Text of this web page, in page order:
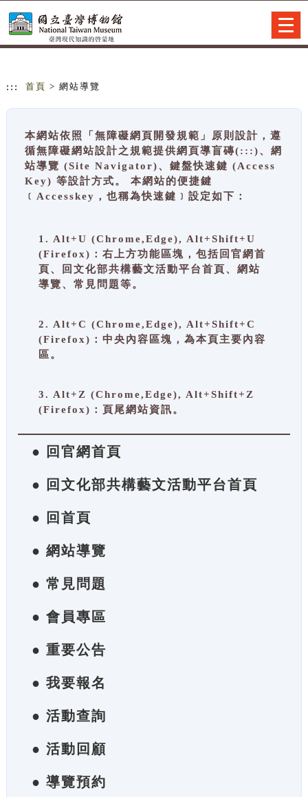
::: 首頁 > 網站導覽
本網站依照「無障礙網頁開發規範」原則設計，遵
循無障礙網站設計之規範提供網頁導盲磚(:::)、網
站導覽 (Site Navigator)、鍵盤快速鍵 (Access
Key) 等設計方式。 本網站的便捷鍵
﹝Accesskey，也稱為快速鍵﹞設定如下：
1. Alt+U (Chrome,Edge), Alt+Shift+U
(Firefox)：右上方功能區塊，包括回官網首
頁、回文化部共構藝文活動平台首頁、網站
導覽、常見問題等。
2. Alt+C (Chrome,Edge), Alt+Shift+C
(Firefox)：中央內容區塊，為本頁主要內容
區。
3. Alt+Z (Chrome,Edge), Alt+Shift+Z
(Firefox)：頁尾網站資訊。
● 回官網首頁
● 回文化部共構藝文活動平台首頁
● 回首頁
● 網站導覽
● 常見問題
● 會員專區
● 重要公告
● 我要報名
● 活動查詢
● 活動回顧
● 導覽預約